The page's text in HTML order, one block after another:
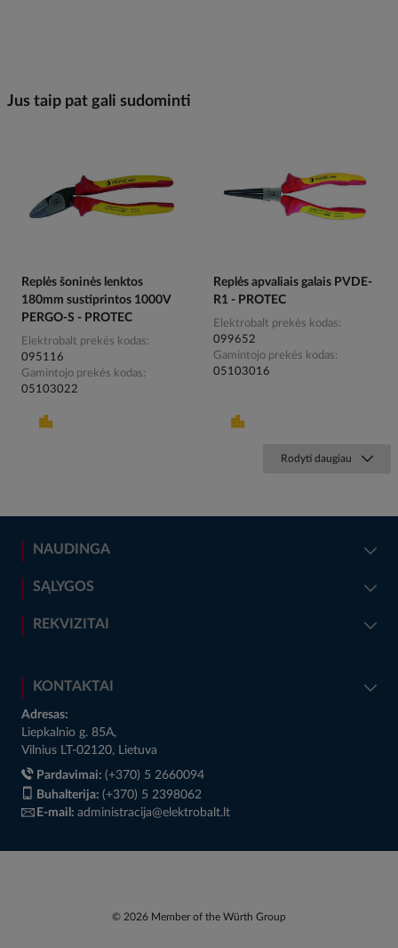
Jus taip pat gali sudominti
Replės šoninės lenktos
180mm sustiprintos 1000V
PERGO-S - PROTEC
Elektrobalt prekės kodas
095116
Gamintojo prekės kodas
05103022
Replės apvaliais galais PVDE-
R1 - PROTEC
Elektrobalt prekės kodas
099652
Gamintojo prekės kodas
05103016
Rodyti daugiau
NAUDINGA
SĄLYGOS
REKVIZITAI
KONTAKTAI
Adresas:
Liepkalnio g. 85A,
Vilnius LT-02120, Lietuva
Pardavimai: (+370) 5 2660094
Buhalterija: (+370) 5 2398062
E-mail: administracija@elektrobalt.lt
© 2026 Member of the Würth Group